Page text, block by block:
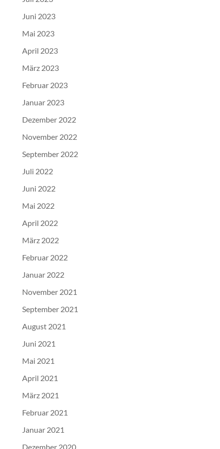
Juni 2023
Mai 2023
April 2023
März 2023
Februar 2023
Januar 2023
Dezember 2022
November 2022
September 2022
Juli 2022
Juni 2022
Mai 2022
April 2022
März 2022
Februar 2022
Januar 2022
November 2021
September 2021
August 2021
Juni 2021
Mai 2021
April 2021
März 2021
Februar 2021
Januar 2021
Dezember 2020